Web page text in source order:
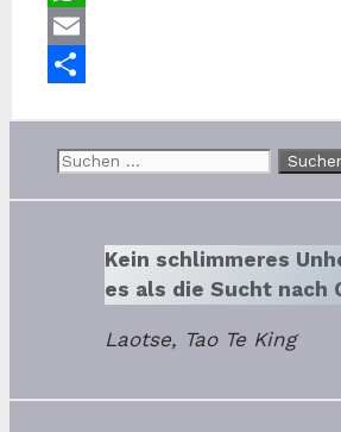
WhatsApp
Email
Suchen
Kein schlimmeres
es als die Sucht nach
Laotse, Tao Te King